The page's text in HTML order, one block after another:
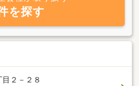
を探す
２－２８